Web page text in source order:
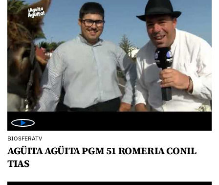
BIOSFERATV
AGÜITA AGÜITA PGM 51 ROMERIA CONIL
TIAS